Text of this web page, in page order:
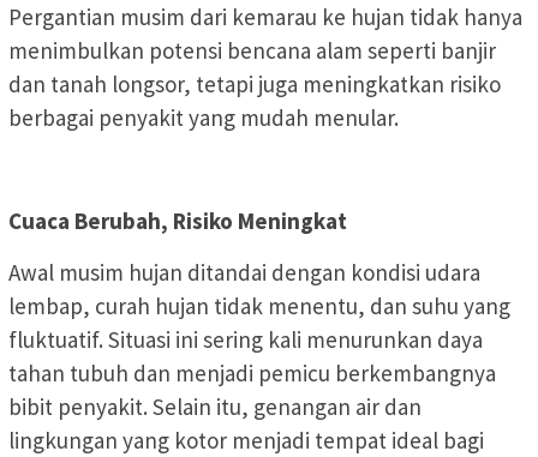
Pergantian musim dari kemarau ke hujan tidak hanya
menimbulkan potensi bencana alam seperti banjir
dan tanah longsor, tetapi juga meningkatkan risiko
berbagai penyakit yang mudah menular.
Cuaca Berubah, Risiko Meningkat
Awal musim hujan ditandai dengan kondisi udara
lembap, curah hujan tidak menentu, dan suhu yang
fluktuatif. Situasi ini sering kali menurunkan daya
tahan tubuh dan menjadi pemicu berkembangnya
bibit penyakit. Selain itu, genangan air dan
lingkungan yang kotor menjadi tempat ideal bagi